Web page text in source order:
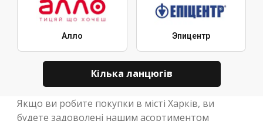
Алло Эпицентр
Кілька ланцюгів
Якщо ви робите покупки в місті Харків, ви
будете задоволені нашим асортиментом